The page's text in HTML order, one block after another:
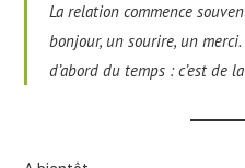
La relation commence
bonjour, un sourire, un merci.
d’abord du temps : c’est de